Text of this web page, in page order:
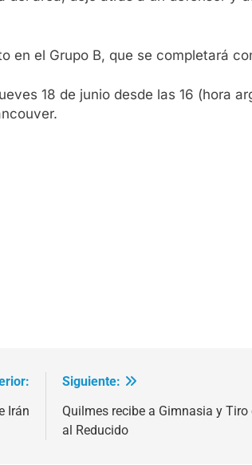
en el Grupo B, que se completará
18 de junio desde las 16 (hora
Irán
Siguiente:
Quilmes recibe a Gimnasia y
al Reducido